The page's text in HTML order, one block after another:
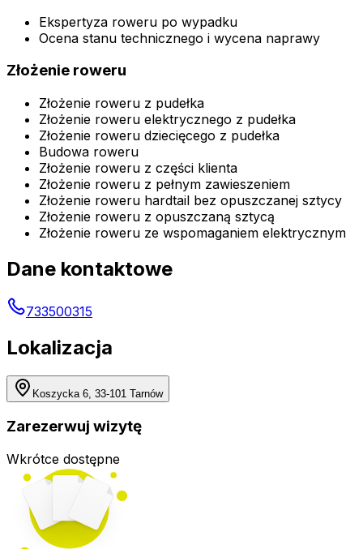
Ekspertyza roweru po wypadku
Ocena stanu technicznego i wycena naprawy
Złożenie roweru
Złożenie roweru z pudełka
Złożenie roweru elektrycznego z pudełka
Złożenie roweru dziecięcego z pudełka
Budowa roweru
Złożenie roweru z części klienta
Złożenie roweru z pełnym zawieszeniem
Złożenie roweru hardtail bez opuszczanej sztycy
Złożenie roweru z opuszczaną sztycą
Złożenie roweru ze wspomaganiem elektrycznym
Dane kontaktowe
733500315
Lokalizacja
Koszycka 6, 33-101 Tarnów
Zarezerwuj wizytę
Wkrótce dostępne